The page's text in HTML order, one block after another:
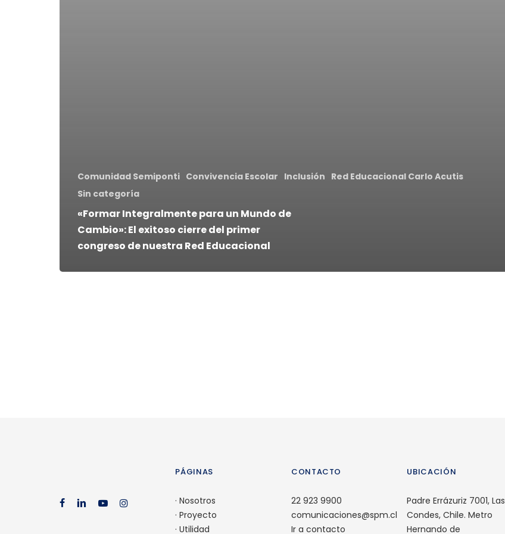
Comunidad Semiponti Convivencia Escolar Inclusión Red Educacional Carlo Acutis
Sin categoría
«Formar Integralmente para un Mundo de
Cambio»: El exitoso cierre del primer
congreso de nuestra Red Educacional
facebook
linkedin
youtube
instagram
PÁGINAS
·Nosotros
·Proyecto
·Utilidad
CONTACTO
22 923 9900
comunicaciones@spm.cl
Ir a contacto
UBICACIÓN
Padre Errázuriz 7001, Las
Condes, Chile. Metro
Hernando de